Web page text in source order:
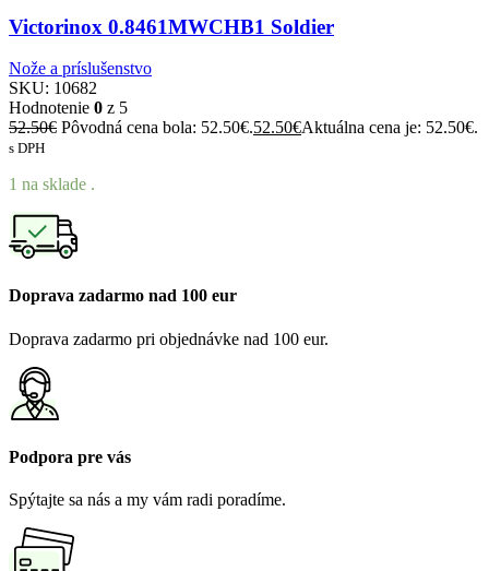
Victorinox 0.8461MWCHB1 Soldier
Nože a príslušenstvo
SKU: 10682
Hodnotenie 0 z 5
52.50€ Pôvodná cena bola: 52.50€.52.50€Aktuálna cena je: 52.50€.
s DPH
1 na sklade .
Doprava zadarmo nad 100 eur
Doprava zadarmo pri objednávke nad 100 eur.
Podpora pre vás
Spýtajte sa nás a my vám radi poradíme.